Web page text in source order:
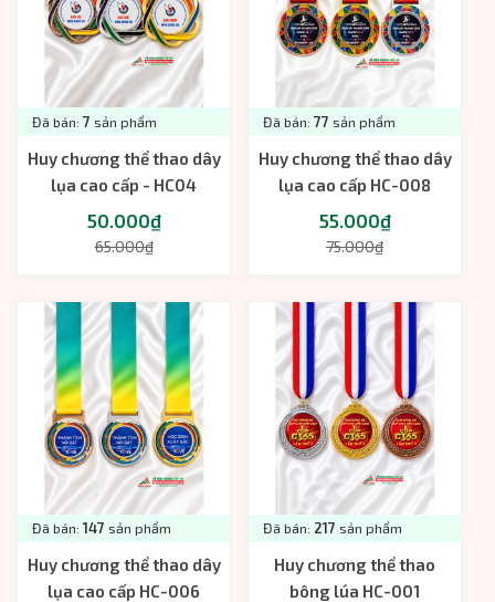
Đã bán: 7 sản phẩm
Huy chương thể thao dây
lụa cao cấp - HC04
50.000₫
65.000₫
Đã bán: 77 sản phẩm
Huy chương thể thao dây
lụa cao cấp HC-008
55.000₫
75.000₫
Đã bán:147 sản phẩm
Huy chương thể thao dây
lụa cao cấp HC-006
Đã bán: 217 sản phẩm
Huy chương thể thao
bông lúa HC-001